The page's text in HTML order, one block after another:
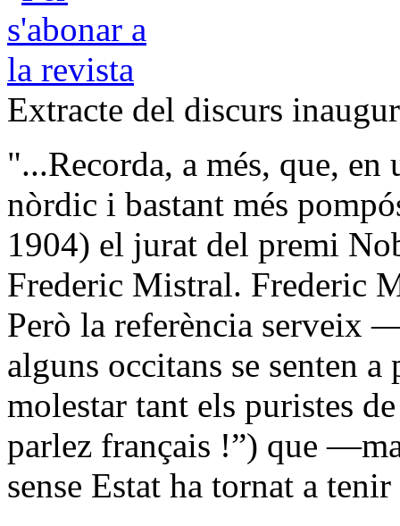
Extracte del discurs
"...Recorda, a més, que,
nòrdic i bastant més
1904) el jurat del premi
Frederic Mistral. Frederic
Però la referència serveix
alguns occitans se senten
molestar tant els puristes
parlez français !”) que
sense Estat ha tornat a